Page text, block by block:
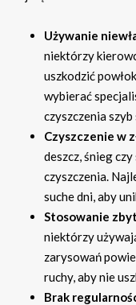
Używanie
niektórzy
uszkodzić
wybierać
czyszczenia
Czyszczenie w
deszcz, śnieg
czyszczenia.
suche dni, aby
Stosowanie
niektórzy
zarysowań
ruchy, aby nie
Brak